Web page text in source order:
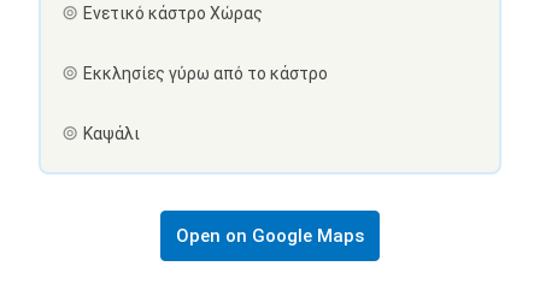
Ενετικό κάστρο Χώρας
Εκκλησίες γύρω από το κάστρο
Καψάλι
Open on Google Maps